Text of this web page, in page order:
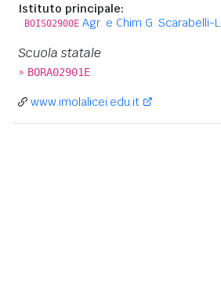
Istituto principale:
BOIS02900E Agr. e Chim G. Scarabelli-
Scuola statale
» BORA02901E
www.imolalicei.edu.it